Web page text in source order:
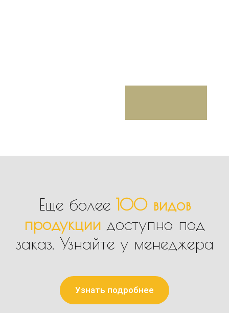
Еще более 100 видов
продукции доступно под
заказ. Узнайте у менеджера
Узнать подробнее